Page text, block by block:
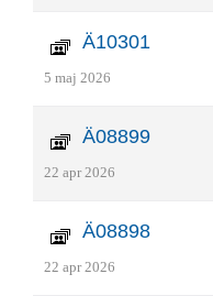
Ä10301
5 maj 2026
Ä08899
22 apr 2026
Ä08898
22 apr 2026